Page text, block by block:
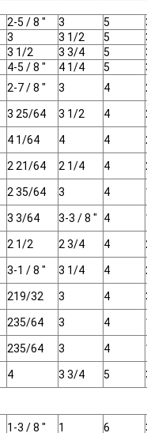
2-5 / 8 " 3 5
3 3 1/2 5
3 1/2 3 3/4 5
4-5 / 8 " 4 1/4 5
2-7 / 8 " 3 4
3 25/64 3 1/2 4
4 1/64 4 4
2 21/64 2 1/4 4
2 35/64 3 4
3 3/64 3-3 / 8 " 4
2 1/2 2 3/4 4
3-1 / 8 " 3 1/4 4
219/32 3 4
235/64 3 4
235/64 3 4
4 3 3/4 5
1-3 / 8 " 1 6